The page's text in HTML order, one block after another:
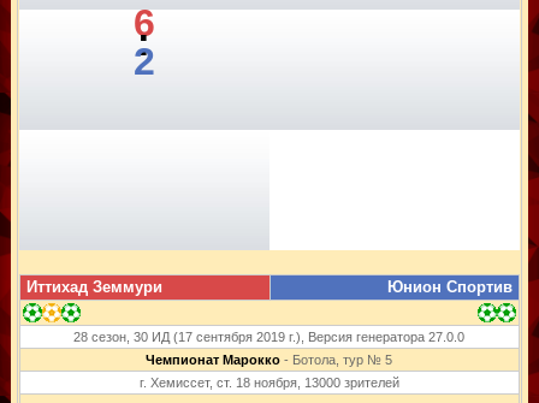
6
:
2
Иттихад Земмури Юнион Спортив
28 сезон, 30 ИД (17 сентября 2019 г.), Версия генератора 27.0.0
Чемпионат Марокко - Ботола, тур № 5
г. Хемиссет, ст. 18 ноября, 13000 зрителей